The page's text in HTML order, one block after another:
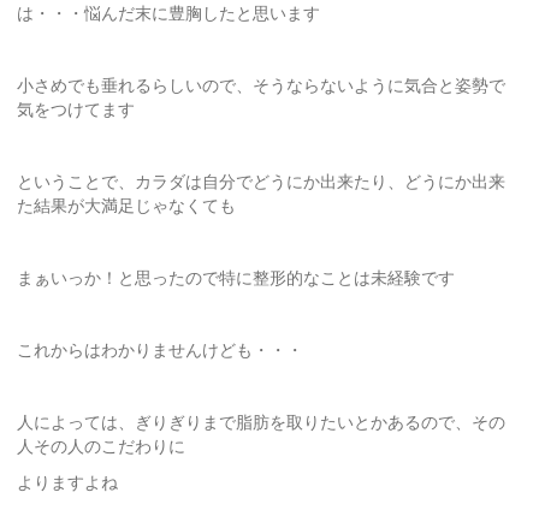
は・・・悩んだ末に豊胸したと思います
小さめでも垂れるらしいので、そうならないように気合と姿勢で
気をつけてます
ということで、カラダは自分でどうにか出来たり、どうにか出来
た結果が大満足じゃなくても
まぁいっか！と思ったので特に整形的なことは未経験です
これからはわかりませんけども・・・
人によっては、ぎりぎりまで脂肪を取りたいとかあるので、その
人その人のこだわりに
よりますよね